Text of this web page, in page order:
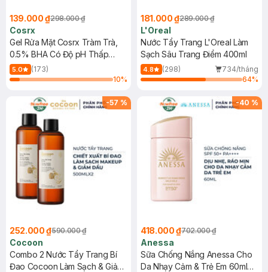
139.000 ₫298.000 ₫
Cosrx
Gel Rửa Mặt Cosrx Tràm Trà,
0.5% BHA Có Độ pH Thấp
150ml
5.0
(173)
10%
181.000 ₫289.000 ₫
L'Oreal
Nước Tẩy Trang L'Oreal Làm
Sạch Sâu Trang Điểm 400ml
4.8 (298)
734/tháng
64%
-57 %
252.000 ₫590.000 ₫
Cocoon
Combo 2 Nước Tẩy Trang Bí
Đao Cocoon Làm Sạch & Giảm
-40 %
418.000 ₫702.000 ₫
Anessa
Sữa Chống Nắng Anessa Cho
Da Nhạy Cảm & Trẻ Em 60ml